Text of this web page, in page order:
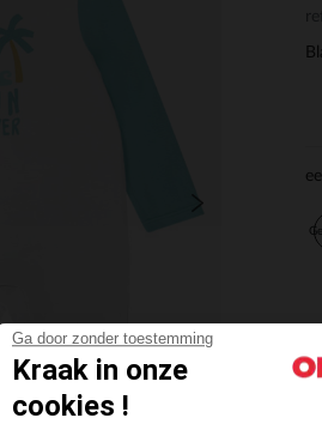
Ga door zonder toestemming
Kraak in onze
cookies !